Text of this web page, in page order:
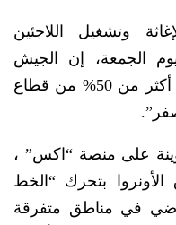
وتشغيل اللاجئين
الجمعة، إن الجيش
“الإسرائيلي” لا يزال منتشرًا في أكثر من 50% من قطاع
على منصة “اكس” ،
بتحرك “الخط
في مناطق متفرقة